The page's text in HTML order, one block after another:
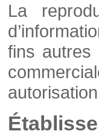
La
fins autres